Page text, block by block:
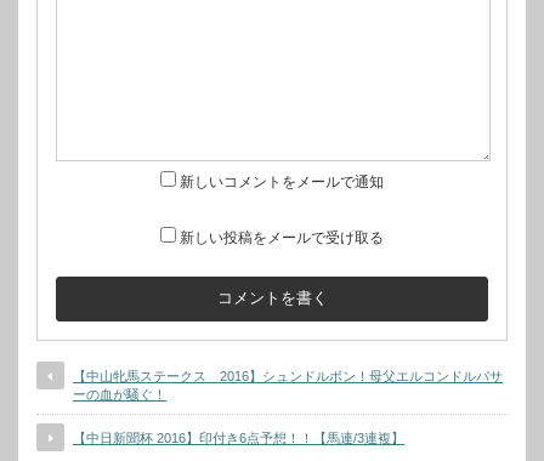
新しいコメントをメールで通知
新しい投稿をメールで受け取る
【中山牝馬ステークス 2016】シュンドルボン！母父エルコンドルパサ
ーの血が騒ぐ！
【中日新聞杯 2016】印付き6点予想！！【馬連/3連複】